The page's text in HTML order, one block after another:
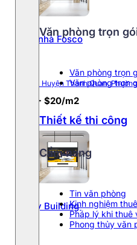
Văn phòng trọn
Văn phòng trọn
Văn phòng trọn
Thiết kế thi công
Cẩm nang
Tin văn phòng
Kinh nghiệm
Pháp lý khi thuê
Phong thủy văn
Tòa nhà Fosco
40 Bà Huyện Thanh Quan,
$16 - $20/m2
Ruby Building